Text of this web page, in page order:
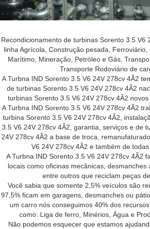
Recondicionamento de turbinas Sorento 3.5 V6
linha Agrícola, Construção pesada, Ferroviário,
Marítimo, Mineração, Petróleo e Gás,
Transporte Rodoviário de
A Turbna IND Sorento 3.5 V6 24V 278cv 4Ã2
de turbinas Sorento 3.5 V6 24V 278cv 4Ã2
turbinas Sorento 3.5 V6 24V 278cv 4Ã2
A Turbna IND Sorento 3.5 V6 24V 278cv 4Ã2
turbina Sorento 3.5 V6 24V 278cv 4Ã2,
3.5 V6 24V 278cv 4Ã2, garantia, serviços e de
24V 278cv 4Ã2 a base de troca,
V6 24V 278cv 4Ã2 e também de
A Turbna IND Sorento 3.5 V6 24V 278cv 4Ã2
locais como oficinas mecânicas, desmanches
entre outros que reciclam peças
Você sabia que somente 2,5% veículos são
97,5% ficam em garagens, desmanches ou
um carro nós conseguimos 40% dos
como: Liga de ferro, Minérios, Água e
Não podemos esquecer que estamos